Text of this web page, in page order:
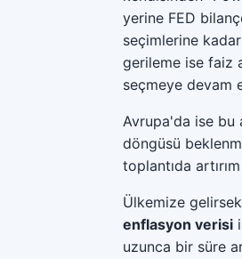
yerine FED
seçimlerine
gerileme ise faiz
seçmeye devam
Avrupa'da ise bu
döngüsü
toplantıda
Ülkemize
enflasyon verisi
uzunca bir süre